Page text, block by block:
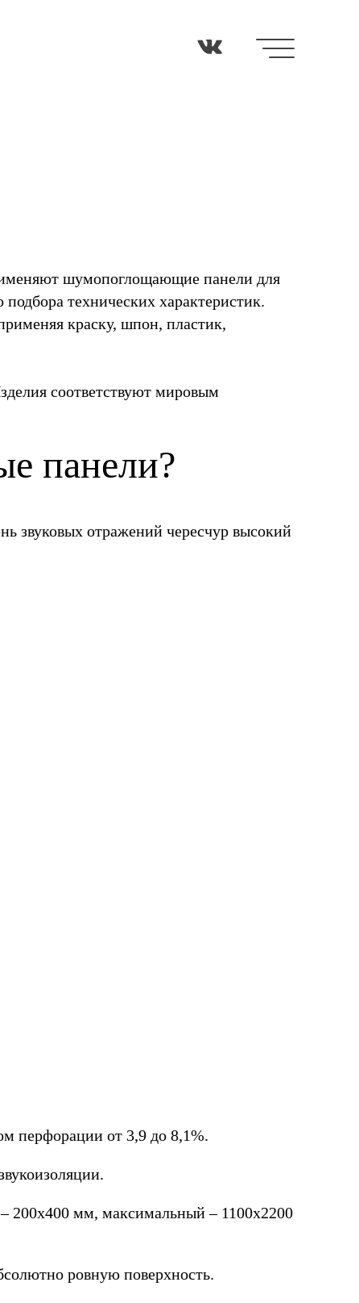
шумопоглощающие панели для
технических характеристик.
краску, шпон, пластик,
соответствуют мировым
панели?
звуковых отражений чересчур высокий
перфорации от 3,9 до 8,1%.
200х400 мм, максимальный – 1100х2200
ровную поверхность.